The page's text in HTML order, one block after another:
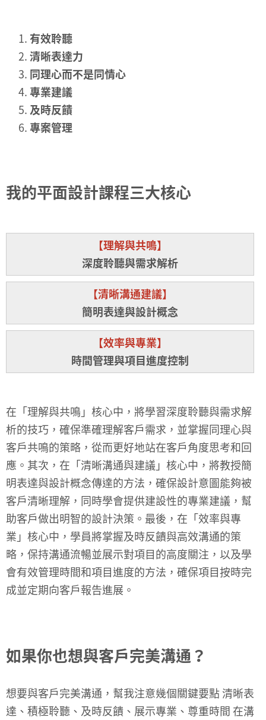
有效聆聽
清晰表達力
同理心而不是同情心
專業建議
及時反饋
專案管理
我的平面設計課程三大核心
【理解與共鳴】
深度聆聽與需求解析
【清晰溝通建議】
簡明表達與設計概念
【效率與專業】
時間管理與項目進度控制
在「理解與共鳴」核心中，將學習深度聆聽與需求解
析的技巧，確保準確理解客戶需求，並掌握同理心與
客戶共鳴的策略，從而更好地站在客戶角度思考和回
應。其次，在「清晰溝通與建議」核心中，將教授簡
明表達與設計概念傳達的方法，確保設計意圖能夠被
客戶清晰理解，同時學會提供建設性的專業建議，幫
助客戶做出明智的設計決策。最後，在「效率與專
業」核心中，學員將掌握及時反饋與高效溝通的策
略，保持溝通流暢並展示對項目的高度關注，以及學
會有效管理時間和項目進度的方法，確保項目按時完
成並定期向客戶報告進展。
如果你也想與客戶完美溝通？
想要與客戶完美溝通，幫我注意幾個關鍵要點 清晰表
達、積極聆聽、及時反饋、展示專業、尊重時間 在溝